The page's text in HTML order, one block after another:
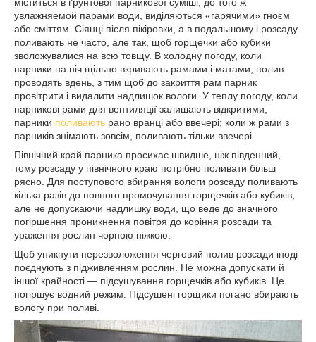
увлажняемой парами води, виділяються «гарячими» гноєм
або сміттям. Сіянці після пікіровки, а в подальшому і розсаду
поливають не часто, але так, щоб горщечки або кубики
зволожувалися на всю товщу. В холодну погоду, коли
парники на ніч щільно вкривають рамами і матами, полив
проводять вдень, з тим щоб до закриття рам парник
провітрити і видалити надлишок вологи. У теплу погоду, коли
парникові рами для вентиляції залишають відкритими,
парники поливають рано вранці або ввечері; коли ж рами з
парників знімають зовсім, поливають тільки ввечері.
Північний край парника просихає швидше, ніж південний,
тому розсаду у північного краю потрібно поливати більш
рясно. Для поступового вбирання вологи розсаду поливають
кілька разів до повного промочування горщечків або кубиків,
але не допускаючи надлишку води, що веде до значного
погіршення проникнення повітря до коріння розсади та
ураження рослин чорною ніжкою.
Щоб уникнути перезволоження черговий полив розсади іноді
поєднують з підживленням рослин. Не можна допускати й
іншої крайності — підсушування горщечків або кубиків. Це
погіршує водний режим. Підсушені горщики погано вбирають
вологу при поливі.